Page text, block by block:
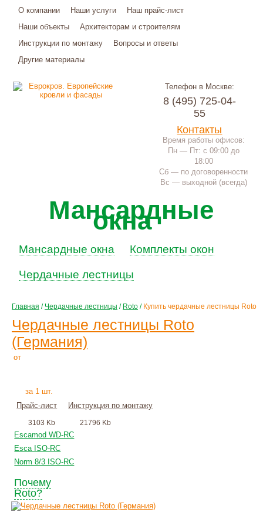
О компании Наши услуги
Наш прайс-лист
Наши объекты
Архитекторам и строителям
Инструкции по монтажу
Вопросы и ответы
Другие материалы
Телефон в Москве:
8 (495) 725-04-
55
Контакты
Время работы офисов:
Пн — Пт: с 09:00 до
18:00
Сб — по договоренности
Вс — выходной (всегда)
Мансардные
окна
Мансардные окна Комплекты окон
Чердачные лестницы
Главная / Чердачные лестницы / Roto / Купить чердачные лестницы Roto
Чердачные лестницы Roto
(Германия)
от
за 1 шт.
Прайс-лист
3103 Kb
Инструкция по монтажу
21796 Kb
Escamod WD-RC
Esca ISO-RC
Norm 8/3 ISO-RC
Почему
Roto?